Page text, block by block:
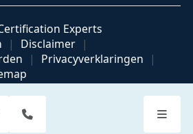
Experts
Disclaimer
Privacyverklaringen